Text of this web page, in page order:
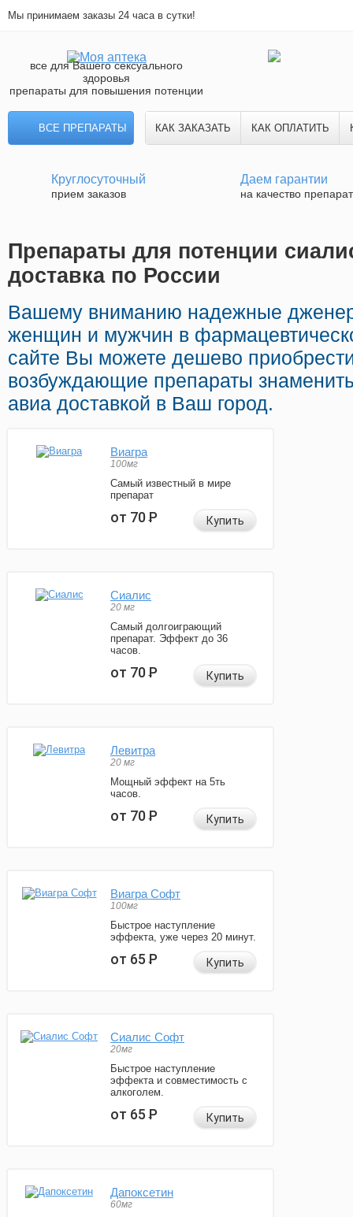
Мы принимаем заказы 24 часа в сутки!
все для Вашего сексуального
здоровья
препараты для повышения потенции
ВСЕ ПРЕПАРАТЫ КАК ЗАКАЗАТЬ КАК ОПЛАТИТЬ
Круглосуточный
прием заказов
Даем гарантии
на качество
Препараты для потенции
доставка по России
Вашему вниманию надежные
женщин и мужчин в
сайте Вы можете дешево
возбуждающие препараты
авиа доставкой в Ваш город.
Виагра
100мг
Самый известный в мире
препарат
от 70Р Купить
Сиалис
20 мг
Самый долгоиграющий
препарат. Эффект до 36
часов.
от 70Р Купить
Левитра
20 мг
Мощный эффект на 5ть
часов.
от 70Р Купить
Виагра Софт
100мг
Быстрое наступление
эффекта, уже через 20 минут.
от 65Р Купить
Сиалис Софт
20мг
Быстрое наступление
эффекта и совместимость с
алкоголем.
от 65Р Купить
Дапоксетин
60мг